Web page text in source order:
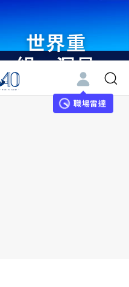
世界重
組・洞見
未來 與
世界領袖
職場雷達